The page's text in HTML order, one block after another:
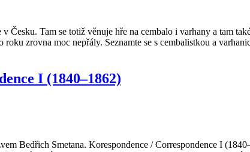
Tam se totiž věnuje hře na cembalo i varhany a tam
zrovna moc nepřály. Seznamte se s cembalistkou a
I (1840–1862)
Bedřich Smetana. Korespondence / Correspondence I